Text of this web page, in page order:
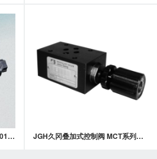
NACHI那智不二越电磁阀 SS-G01,G03系列 集中端子箱型 湿式电磁换向阀 JGH久冈叠加式控制阀 MCT系列叠加式止逆节流阀